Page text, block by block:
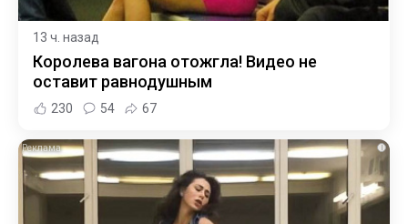
13 ч. назад
Королева вагона отожгла! Видео не
оставит равнодушным
230 54 67
i